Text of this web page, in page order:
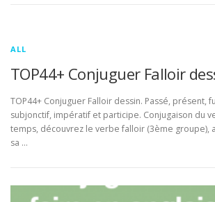
ALL
TOP44+ Conjuguer Falloir
TOP44+ Conjuguer Falloir dessin. Passé, présent,
subjonctif, impératif et participe. Conjugaison du
temps, découvrez le verbe falloir (3ème groupe),
sa …